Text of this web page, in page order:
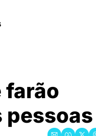
farão
pessoas